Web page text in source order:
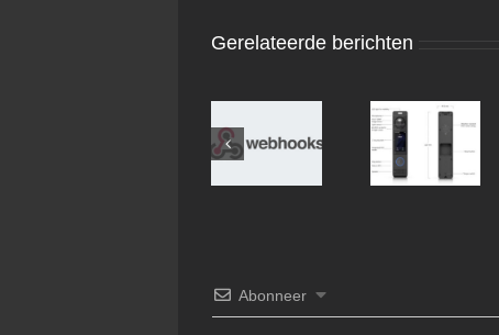
Gerelateerde berichten
Webhooks
met Home-
Assistant
Abonneer